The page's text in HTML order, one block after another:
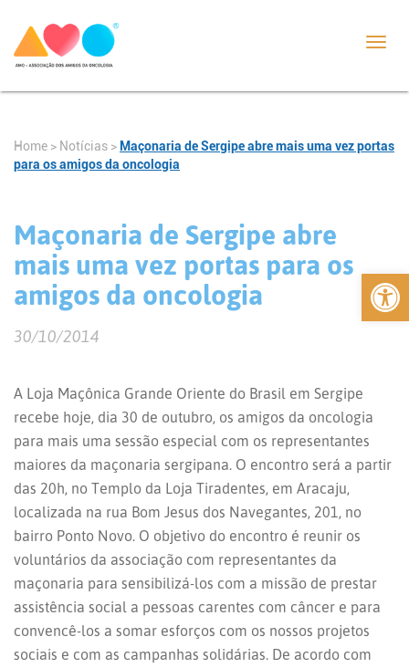
Abrir
Home > Notícias > Maçonaria de Sergipe abre mais uma vez portas
para os amigos da oncologia
Maçonaria de Sergipe abre
mais uma vez portas para os
amigos da oncologia
30/10/2014
A Loja Maçônica Grande Oriente do Brasil em Sergipe
recebe hoje, dia 30 de outubro, os amigos da oncologia
para mais uma sessão especial com os representantes
maiores da maçonaria sergipana. O encontro será a partir
das 20h, no Templo da Loja Tiradentes, em Aracaju,
localizada na rua Bom Jesus dos Navegantes, 201, no
bairro Ponto Novo. O objetivo do encontro é reunir os
voluntários da associação com representantes da
maçonaria para sensibilizá-los com a missão de prestar
assistência social a pessoas carentes com câncer e para
convencê-los a somar esforços com os nossos projetos
sociais e com as campanhas solidárias. De acordo com